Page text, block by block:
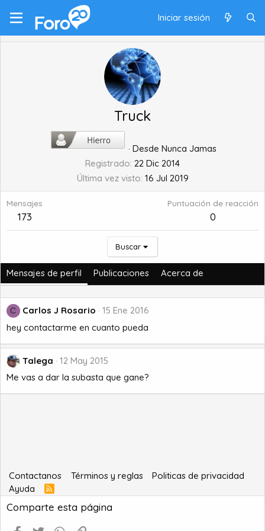
Iniciar sesión
Truck
· Desde Nunca Jamas
Registrado 22 Dic 2014
Última vez visto 16 Jul 2019
Mensajes
173
Puntuación de reacción
0
Buscar
Mensajes de perfil Publicaciones Acerca de
C Carlos J Rosario
15 Ene 2016
hey contactarme en cuanto pueda
Talega
12 May 2015
Me vas a dar la subasta que gane?
Contactanos Términos y reglas
Politicas de privacidad
Ayuda
R
S
S
Comparte esta página